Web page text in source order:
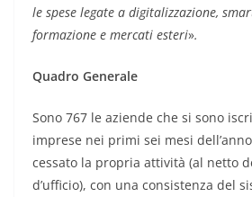
le spese legate a digitalizzazione,
formazione e mercati esteri».
Quadro Generale
Sono 767 le aziende che si sono
imprese nei primi sei mesi
cessato la propria attività (al netto
d’ufficio), con una consistenza del